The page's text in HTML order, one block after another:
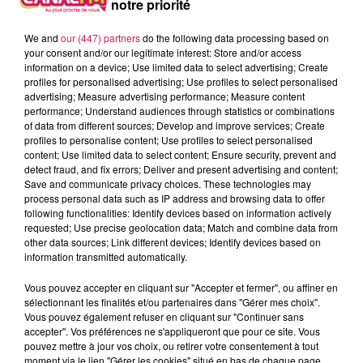
Une seule opposante demeure donc : Cathy Menet. Pour elle,
cet appel du pied de Maire à 2 des 3 groupes d’opposition,
prépare les éventuelles prochaines élections municipales,
alors que le Conseil d’Etat doit décider de l’annulation ou pas
des élections municipales de mars 2020. Cathy Menet :
Par Delphine Hernu
À L'ANTENNE
notre priorité
We and our (447) partnersdo the following data processing based on
your consent and/or our legitimate interest: Store and/or access
information on a device; Use limited data to select advertising; Create
profiles for personalised advertising; Use profiles to select personalised
advertising; Measure advertising performance; Measure content
performance; Understand audiences through statistics or combinations
of data from different sources; Develop and improve services; Create
profiles to personalise content; Use profiles to select personalised
content; Use limited data to select content; Ensure security, prevent and
detect fraud, and fix errors; Deliver and present advertising and content;
Save and communicate privacy choices. These technologies may
process personal data such as IP address and browsing data to offer
following functionalities: Identify devices based on information actively
requested; Use precise geolocation data; Match and combine data from
other data sources; Link different devices; Identify devices based on
information transmitted automatically.
Vous pouvez accepter en cliquant sur "Accepter et fermer", ou affiner en
sélectionnant les finalités et/ou partenaires dans "Gérer mes choix".
Vous pouvez également refuser en cliquant sur "Continuer sans
accepter". Vos préférences ne s'appliqueront que pour ce site. Vous
pouvez mettre à jour vos choix, ou retirer votre consentement à tout
moment via le lien "Gérer les cookies" situé en bas de chaque page.